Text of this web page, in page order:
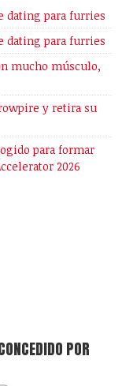
dating para furries
dating para furries
mucho músculo,
y retira su
para formar
2026
POR